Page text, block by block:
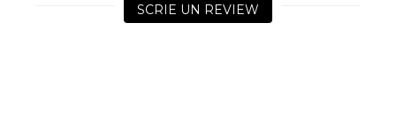
SCRIE UN REVIEW